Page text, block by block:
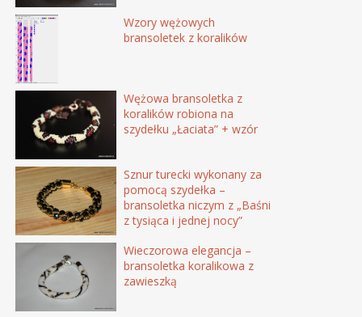
Wzory wężowych
bransoletek z koralików
Wężowa bransoletka z
koralików robiona na
szydełku „Łaciata” + wzór
Sznur turecki wykonany za
pomocą szydełka –
bransoletka niczym z „Baśni
z tysiąca i jednej nocy”
Wieczorowa elegancja –
bransoletka koralikowa z
zawieszką